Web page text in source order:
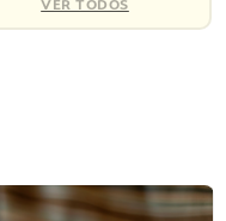
VER TODOS